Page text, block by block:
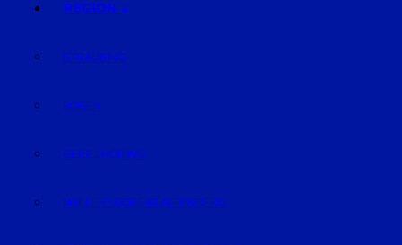
REGION
STRAUBING
BOGEN
GEISELHÖRING
MALLERSDORF-PFAFFENBERG